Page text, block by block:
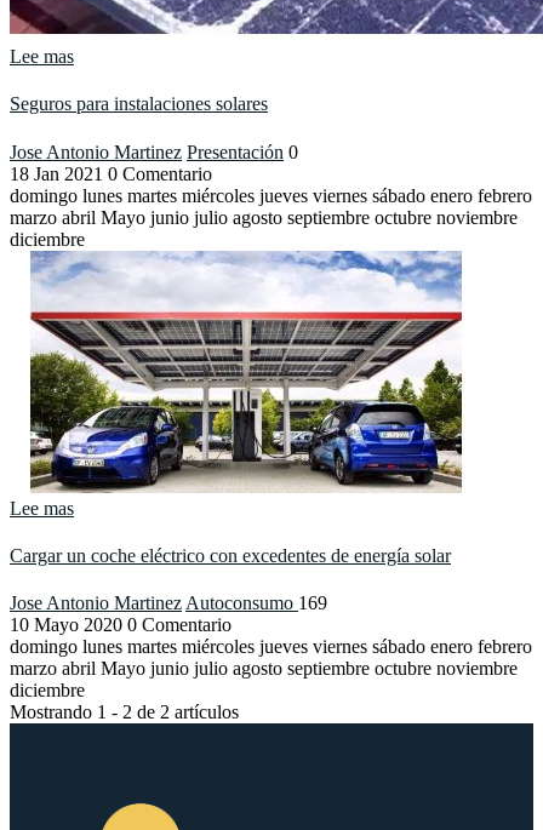
Lee mas
Seguros para instalaciones solares
Jose Antonio Martinez Presentación 0
18 Jan 2021 0 Comentario
domingo lunes martes miércoles jueves viernes sábado enero febrero
marzo abril Mayo junio julio agosto septiembre octubre noviembre
diciembre
Lee mas
Cargar un coche eléctrico con excedentes de energía solar
Jose Antonio Martinez Autoconsumo 169
10 Mayo 2020 0 Comentario
domingo lunes martes miércoles jueves viernes sábado enero febrero
marzo abril Mayo junio julio agosto septiembre octubre noviembre
diciembre
Mostrando 1 - 2 de 2 artículos